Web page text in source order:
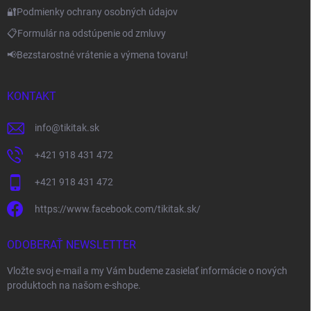
🔐Podmienky ochrany osobných údajov
📋Formulár na odstúpenie od zmluvy
📢Bezstarostné vrátenie a výmena tovaru!
KONTAKT
info@tikitak.sk
+421 918 431 472
+421 918 431 472
https://www.facebook.com/tikitak.sk/
ODOBERAŤ NEWSLETTER
Vložte svoj e-mail a my Vám budeme zasielať informácie o nových
produktoch na našom e-shope.